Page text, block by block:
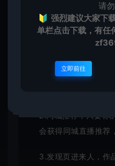
会有人看。而且据说你一
流量。
1.粉丝进去看你，快
2.同城推荐，只要你
会获得同城直播推荐
3.发现页进来人，作
请
🔰强烈建议大家下
单栏点击下载，有任
立即前往